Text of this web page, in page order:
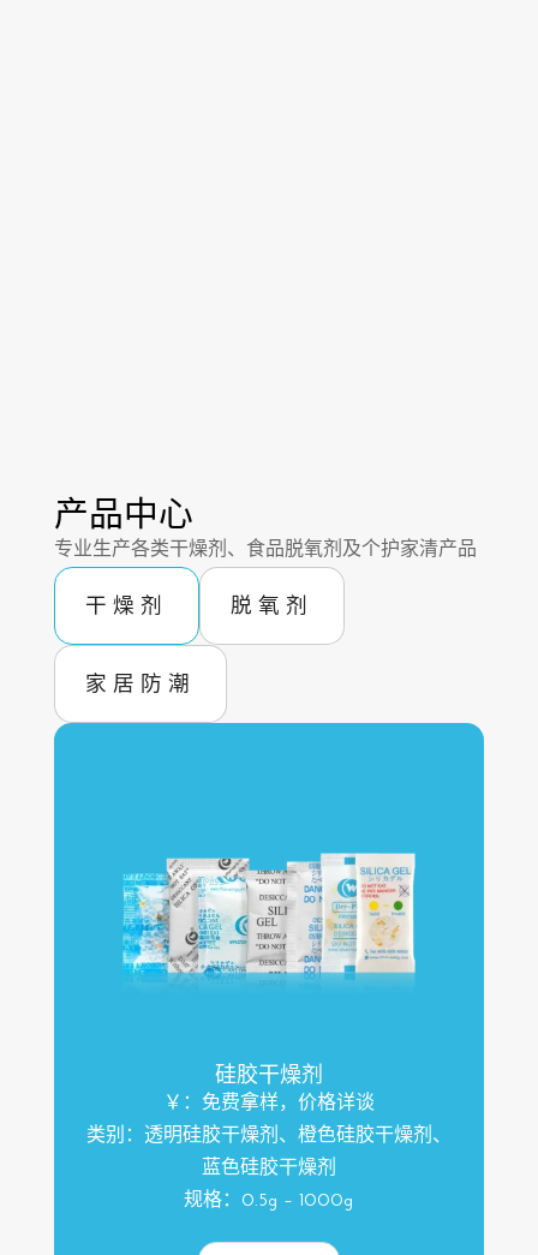
产品中心
专业生产各类干燥剂、食品脱氧剂及个护家清产品
干燥剂 脱氧剂
家居防潮
硅胶干燥剂
￥：免费拿样，价格详谈
类别：透明硅胶干燥剂、橙色硅胶干燥剂、
蓝色硅胶干燥剂
规格：0.5g – 1000g